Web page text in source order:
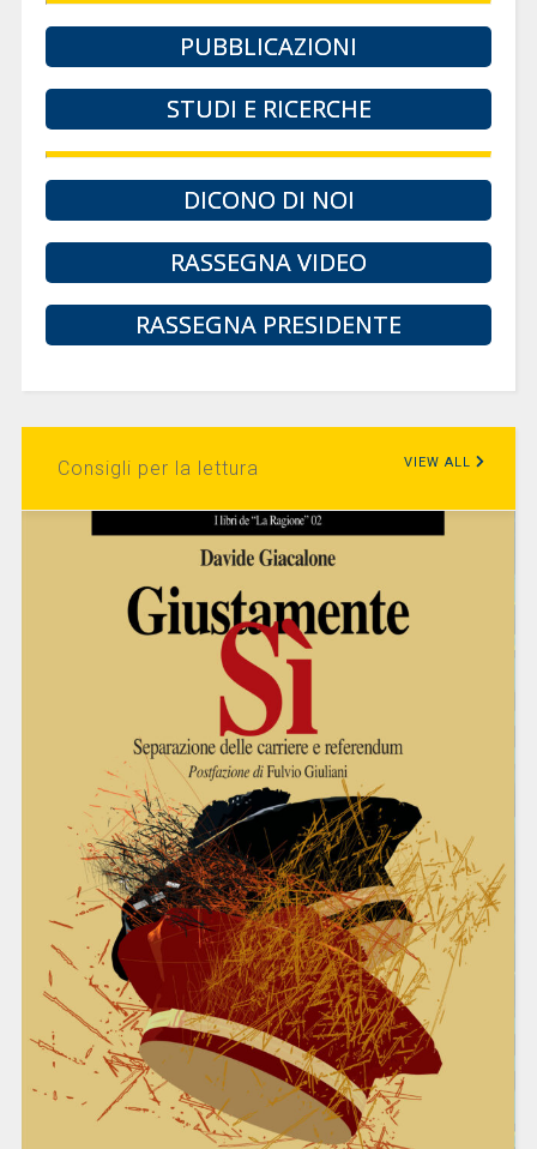
PUBBLICAZIONI
STUDI E RICERCHE
DICONO DI NOI
RASSEGNA VIDEO
RASSEGNA PRESIDENTE
Consigli per la lettura VIEW ALL